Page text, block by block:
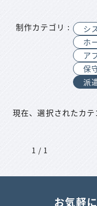
制作カテゴリ :
シ
ホ
ア
保
派
現在、選択されたカテ
1 / 1
お気軽